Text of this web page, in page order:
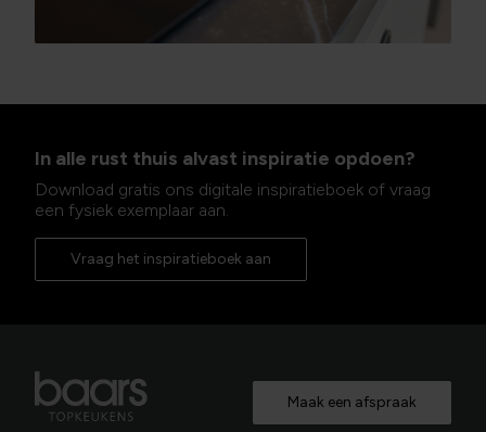
In alle rust thuis alvast inspiratie opdoen?
Download gratis ons digitale inspiratieboek of vraag
een fysiek exemplaar aan.
Vraag het inspiratieboek aan
Maak een afspraak